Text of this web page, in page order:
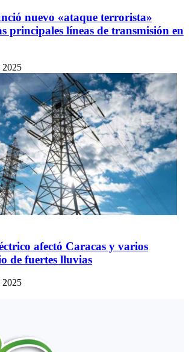
nuevo «ataque terrorista»
principales líneas de transmisión en
2025
afectó Caracas y varios
de fuertes lluvias
2025